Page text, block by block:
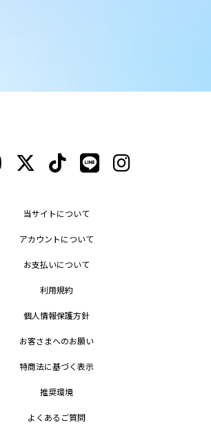
当サイトについて
アカウントについて
お支払いについて
利用規約
個人情報保護方針
お客さまへのお願い
特商法に基づく表示
推奨環境
よくあるご質問